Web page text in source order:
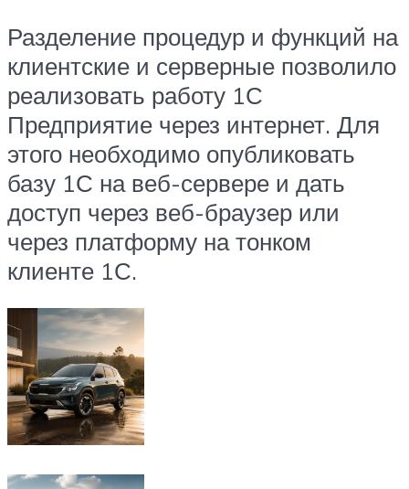
Разделение процедур и функций на
клиентские и серверные позволило
реализовать работу 1С
Предприятие через интернет. Для
этого необходимо опубликовать
базу 1С на веб-сервере и дать
доступ через веб-браузер или
через платформу на тонком
клиенте 1С.